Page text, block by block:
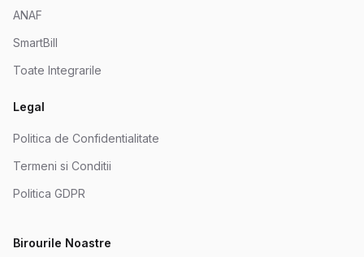
ANAF
SmartBill
Toate Integrarile
Legal
Politica de Confidentialitate
Termeni si Conditii
Politica GDPR
Birourile Noastre